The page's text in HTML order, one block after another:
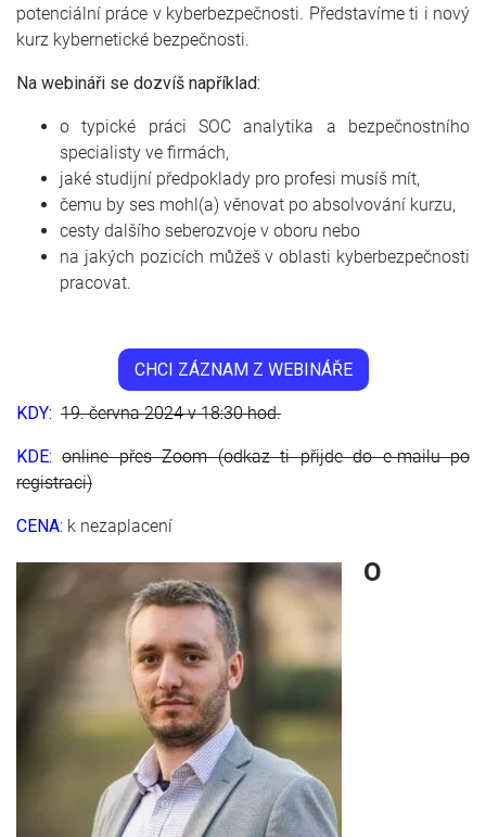
potenciální práce v kyberbezpečnosti. Představíme ti i nový
kurz kybernetické bezpečnosti.
Na webináři se dozvíš například:
o typické práci SOC analytika a bezpečnostního
specialisty ve firmách,
jaké studijní předpoklady pro profesi musíš mít,
čemu by ses mohl(a) věnovat po absolvování kurzu,
cesty dalšího seberozvoje v oboru nebo
na jakých pozicích můžeš v oblasti kyberbezpečnosti
pracovat.
CHCI ZÁZNAM Z WEBINÁŘE
KDY: 19. června 2024 v 18:30 hod.
KDE: online přes Zoom (odkaz ti přijde do e-mailu po
registraci)
CENA: k nezaplacení
O